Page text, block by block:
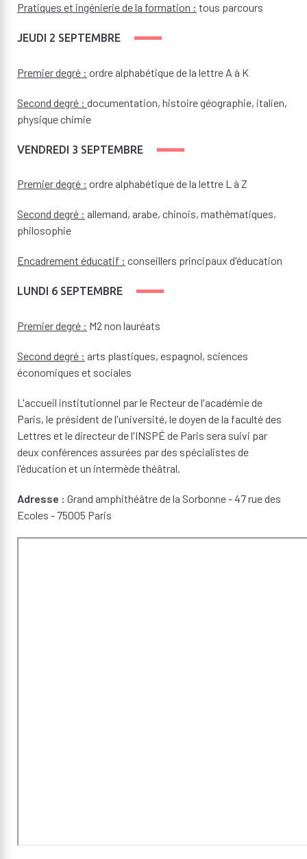
Pratiques et ingénierie de la formation : tous parcours
JEUDI 2 SEPTEMBRE
Premier degré : ordre alphabétique de la lettre A à K
Second degré : documentation, histoire géographie, italien,
physique chimie
VENDREDI 3 SEPTEMBRE
Premier degré : ordre alphabétique de la lettre L à Z
Second degré : allemand, arabe, chinois, mathématiques,
philosophie
Encadrement éducatif : conseillers principaux d'éducation
LUNDI 6 SEPTEMBRE
Premier degré : M2 non lauréats
Second degré : arts plastiques, espagnol, sciences
économiques et sociales
L'accueil institutionnel par le Recteur de l'académie de
Paris, le président de l'université, le doyen de la faculté des
Lettres et le directeur de l'INSPÉ de Paris sera suivi par
deux conférences assurées par des spécialistes de
l'éducation et un intermède théâtral.
Adresse : Grand amphithéâtre de la Sorbonne - 47 rue des
Ecoles - 75005 Paris